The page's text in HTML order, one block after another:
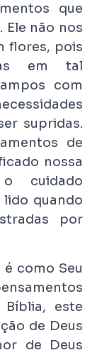
que
Ele não nos
flores, pois
em tal
com
supridas.
de
nossa
cuidado
quando
por
como Seu
este
de Deus
de Deus